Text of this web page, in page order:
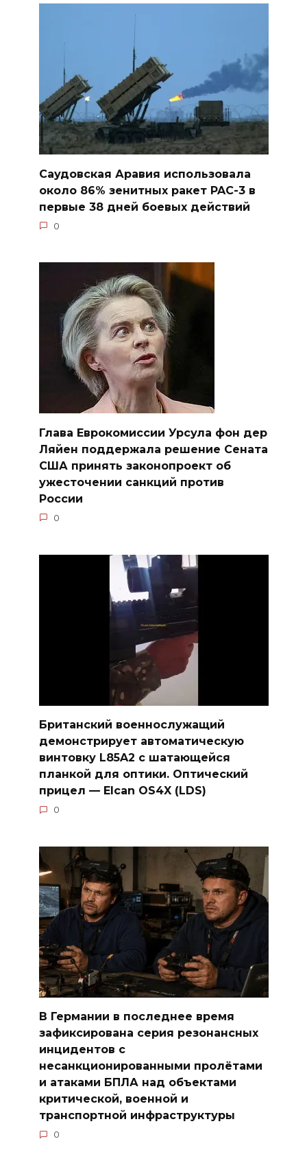
Саудовская Аравия использовала
около 86% зенитных ракет PAC-3 в
первые 38 дней боевых действий
0
Глава Еврокомиссии Урсула фон дер
Ляйен поддержала решение Сената
США принять законопроект об
ужесточении санкций против
России
0
Британский военнослужащий
демонстрирует автоматическую
винтовку L85A2 с шатающейся
планкой для оптики. Оптический
прицел — Elcan OS4X (LDS)
0
В Германии в последнее время
зафиксирована серия резонансных
инцидентов с
несанкционированными пролётами
и атаками БПЛА над объектами
критической, военной и
транспортной инфраструктуры
0